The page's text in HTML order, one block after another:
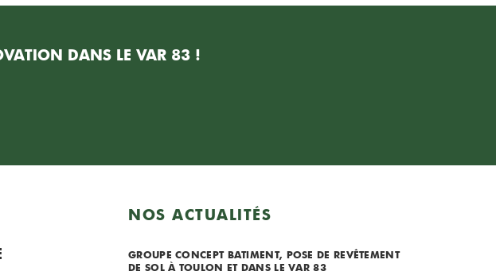
DANS LE VAR 83 !
NOS ACTUALITÉS
GROUPE CONCEPT BATIMENT, POSE DE REVÊTEMENT
DE SOL À TOULON ET DANS LE VAR 83